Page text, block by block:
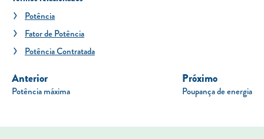
Potência
Fator de Potência
Potência Contratada
Anterior
Potência máxima
Próximo
Poupança de energia